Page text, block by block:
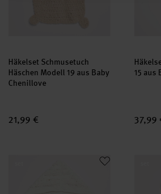
Häkelset Schmusetuch
Häschen Modell 19 aus Baby
Chenillove
21,99 €
15 aus
37,99
Häkelset Schlafsack Modell 16 aus